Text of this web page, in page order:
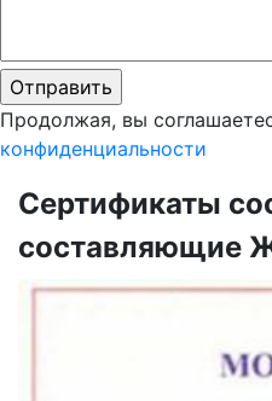
Продолжая, вы
конфиденциальности
Сертификаты
составляющие